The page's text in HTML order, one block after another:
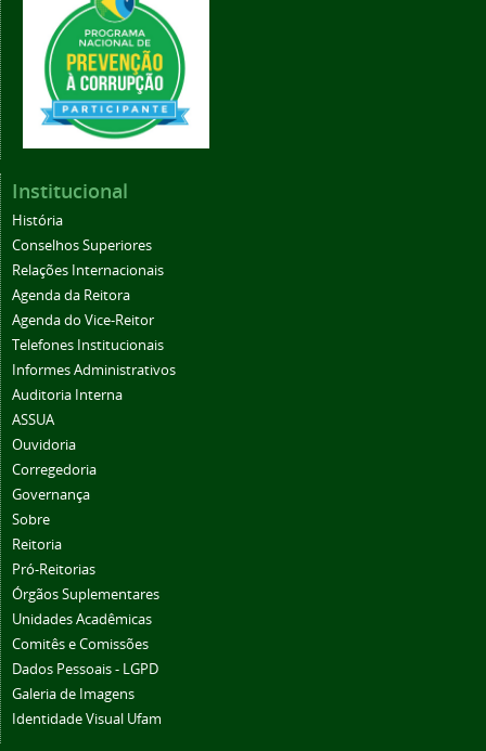
Institucional
História
Conselhos Superiores
Relações Internacionais
Agenda da Reitora
Agenda do Vice-Reitor
Telefones Institucionais
Informes Administrativos
Auditoria Interna
ASSUA
Ouvidoria
Corregedoria
Governança
Sobre
Reitoria
Pró-Reitorias
Órgãos Suplementares
Unidades Acadêmicas
Comitês e Comissões
Dados Pessoais - LGPD
Galeria de Imagens
Identidade Visual Ufam